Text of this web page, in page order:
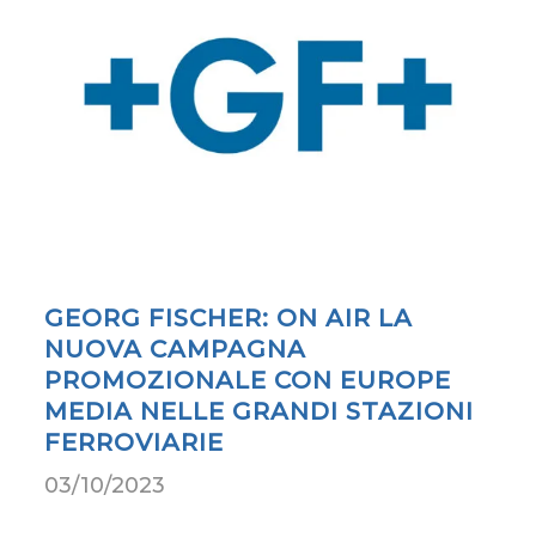
GEORG FISCHER: ON AIR LA
NUOVA CAMPAGNA
PROMOZIONALE CON EUROPE
MEDIA NELLE GRANDI STAZIONI
FERROVIARIE
03/10/2023